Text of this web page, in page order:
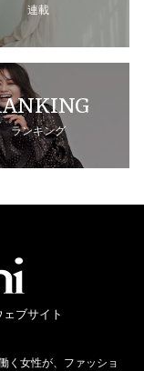
連載
ランキング
ブサイト
く女性が、ファッショ